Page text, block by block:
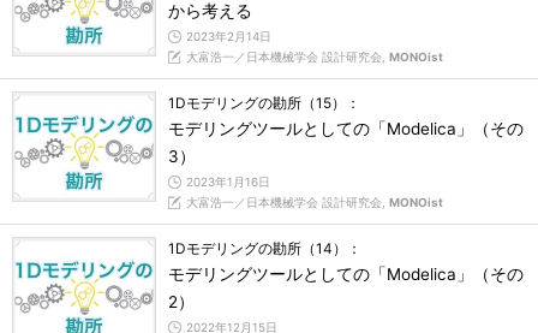
から考える
2023年2月14日
大富浩一／日本機械学会 設計研究会, MONOist
1Dモデリングの勘所（15）：
モデリングツールとしての「Modelica」（その
3）
2023年1月16日
大富浩一／日本機械学会 設計研究会, MONOist
1Dモデリングの勘所（14）：
モデリングツールとしての「Modelica」（その
2）
2022年12月15日